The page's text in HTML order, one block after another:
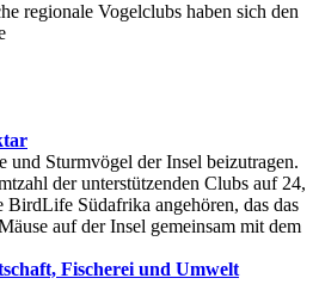
regionale Vogelclubs haben sich den
und Sturmvögel der Insel beizutragen.
der unterstützenden Clubs auf 24,
BirdLife Südafrika angehören, das das
auf der Insel gemeinsam mit dem
Fischerei und Umwelt